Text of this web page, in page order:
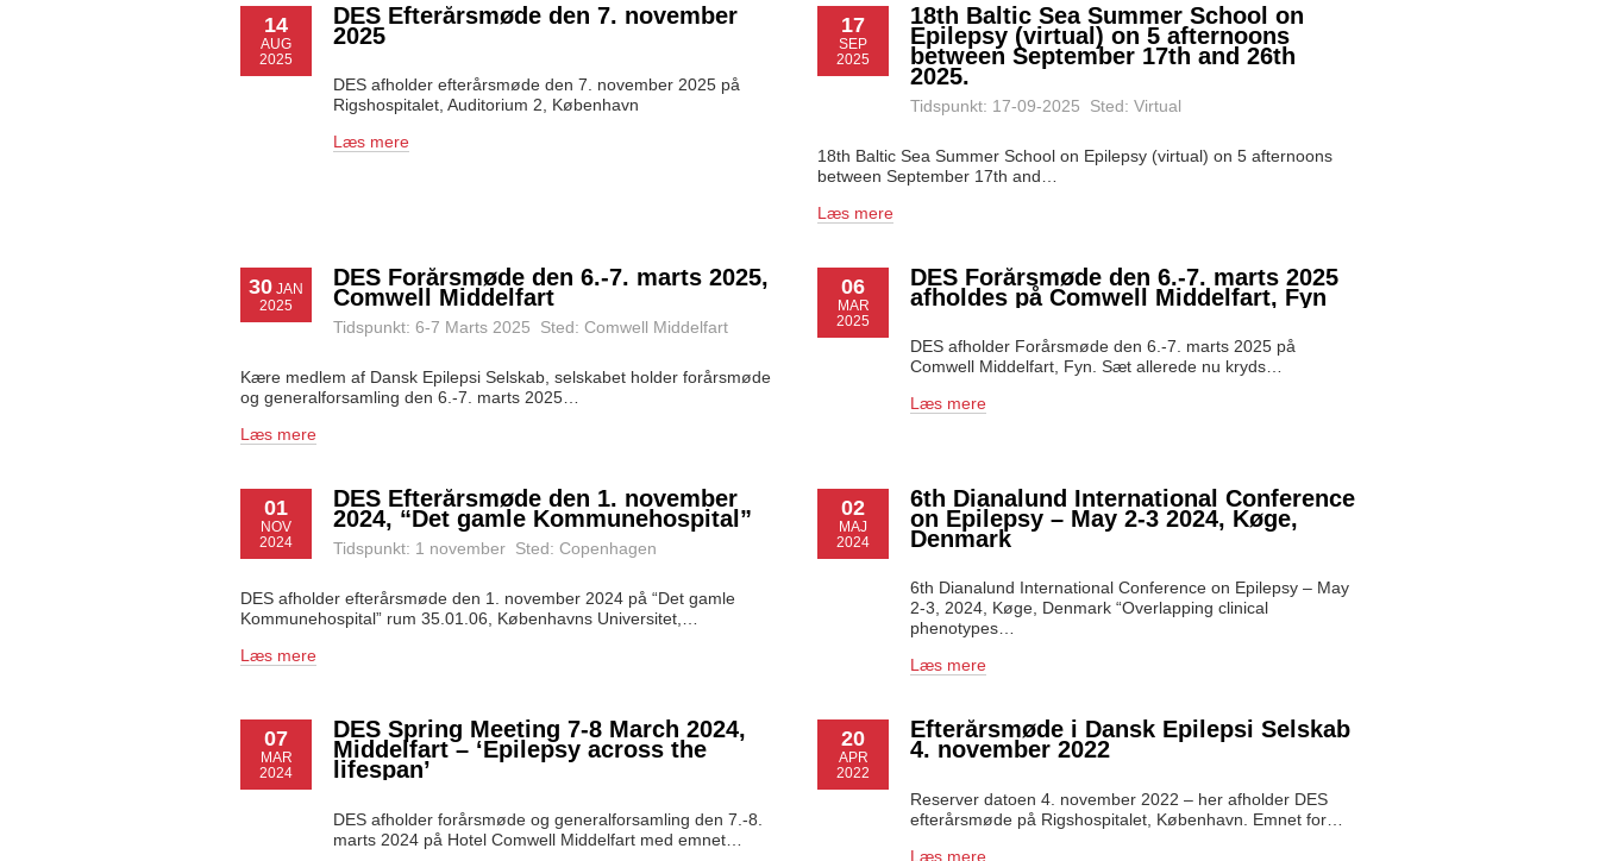
14
AUG
2025
DES Efterårsmøde den 7. november
2025
DES afholder efterårsmøde den 7. november 2025 på
Rigshospitalet, Auditorium 2, København
Læs mere
17
SEP
2025
18th Baltic Sea Summer School on
Epilepsy (virtual) on 5 afternoons
between September 17th and 26th
2025.
Tidspunkt: 17-09-2025 Sted: Virtual
18th Baltic Sea Summer School on Epilepsy (virtual) on 5 afternoons
between September 17th and…
Læs mere
30 JAN
2025
DES Forårsmøde den 6.-7. marts 2025,
Comwell Middelfart
Tidspunkt: 6-7 Marts 2025 Sted: Comwell Middelfart
Kære medlem af Dansk Epilepsi Selskab, selskabet holder forårsmøde
og generalforsamling den 6.-7. marts 2025…
Læs mere
06
MAR
2025
DES Forårsmøde den 6.-7. marts 2025
afholdes på Comwell Middelfart, Fyn
DES afholder Forårsmøde den 6.-7. marts 2025 på
Comwell Middelfart, Fyn. Sæt allerede nu kryds…
Læs mere
01
NOV
2024
DES Efterårsmøde den 1. november
2024, “Det gamle Kommunehospital”
Tidspunkt: 1 november Sted: Copenhagen
DES afholder efterårsmøde den 1. november 2024 på “Det gamle
Kommunehospital” rum 35.01.06, Københavns Universitet,…
Læs mere
02
MAJ
2024
6th Dianalund International Conference
on Epilepsy – May 2-3 2024, Køge,
Denmark
6th Dianalund International Conference on Epilepsy – May
2-3, 2024, Køge, Denmark “Overlapping clinical
phenotypes…
Læs mere
07
MAR
2024
DES Spring Meeting 7-8 March 2024,
Middelfart – ‘Epilepsy across the
lifespan’
DES afholder forårsmøde og generalforsamling den 7.-8.
marts 2024 på Hotel Comwell Middelfart med emnet…
20
APR
2022
Efterårsmøde i Dansk Epilepsi Selskab
4. november 2022
Reserver datoen 4. november 2022 – her afholder DES
efterårsmøde på Rigshospitalet, København. Emnet for…
Læs mere